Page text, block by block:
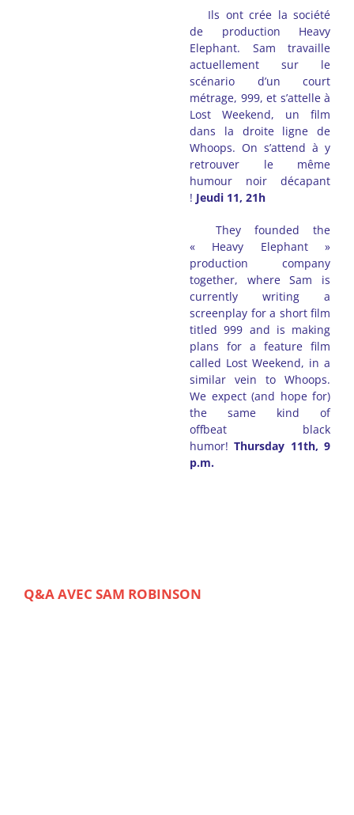
Ils ont crée la société
de production Heavy
Elephant. Sam travaille
actuellement sur le
scénario d’un court
métrage, 999, et s’attelle à
Lost Weekend, un film
dans la droite ligne de
Whoops. On s’attend à y
retrouver le même
humour noir décapant
! Jeudi 11, 21h
They founded the
« Heavy Elephant »
production company
together, where Sam is
currently writing a
screenplay for a short film
titled 999 and is making
plans for a feature film
called Lost Weekend, in a
similar vein to Whoops.
We expect (and hope for)
the same kind of
offbeat black
humor!Thursday 11th, 9
p.m.
Q&A AVEC SAM ROBINSON